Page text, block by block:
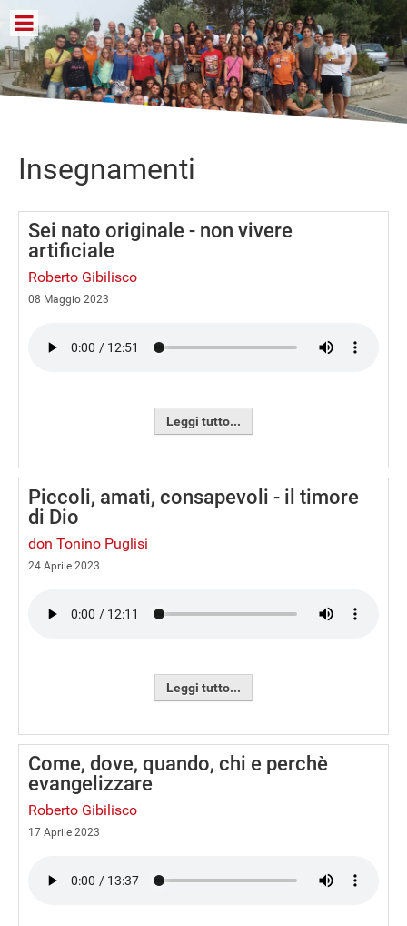
Insegnamenti
Sei nato originale - non vivere
artificiale
Roberto Gibilisco
08 Maggio 2023
Leggi tutto...
Piccoli, amati, consapevoli - il timore
di Dio
don Tonino Puglisi
24 Aprile 2023
Leggi tutto...
Come, dove, quando, chi e perchè
evangelizzare
Roberto Gibilisco
17 Aprile 2023